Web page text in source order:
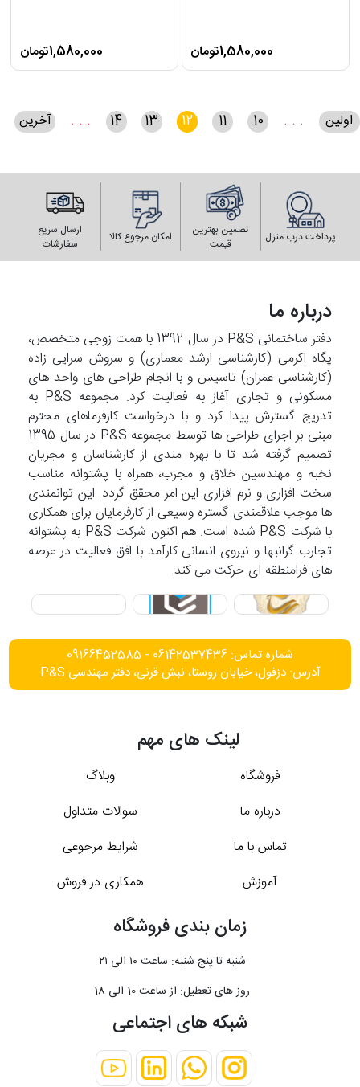
1,580,000تومان 1,580,000تومان
اولین . . .
10
11
12
13
14
. . . آخرین
پرداخت درب منزل
تضمین بهترین
قیمت
امکان مرجوع کالا
ارسال سریع
سفارشات
درباره ما
دفتر ساختمانی P&S در سال 1392 با همت زوجی متخصص،
پگاه اکرمی (کارشناسی ارشد معماری) و سروش سرایی زاده
(کارشناسی عمران) تاسیس و با انجام طراحی های واحد های
مسکونی و تجاری آغاز به فعالیت کرد. مجموعه P&S به
تدریج گسترش پیدا کرد و با درخواست کارفرماهای محترم
مبنی بر اجرای طراحی ها توسط مجموعه P&S در سال 1395
تصمیم گرفته شد تا با بهره مندی از کارشناسان و مجریان
نخبه و مهندسین خلاق و مجرب، همراه با پشتوانه مناسب
سخت افزاری و نرم افزاری این امر محقق گردد. این توانمندی
ها موجب علاقمندی گستره وسیعی از کارفرمایان برای همکاری
با شرکت P&S شده است. هم اکنون شرکت P&S به پشتوانه
تجارب گرانبها و نیروی انسانی کارآمد با افق فعالیت در عرصه
های فرامنطقه ای حرکت می کند.
شماره تماس: 06142537436 - 09166452585
آدرس: دزفول، خیابان روستا، نبش قرنی، دفتر مهندسی P&S
لینک های مهم
فروشگاه
وبلاگ
درباره ما
سوالات متداول
تماس با ما
شرایط مرجوعی
آموزش
همکاری در فروش
زمان بندی فروشگاه
شنبه تا پنج شنبه: ساعت ۱۰ الی ۲۱
روز های تعطیل: از ساعت 10 الی 18
شبکه های اجتماعی